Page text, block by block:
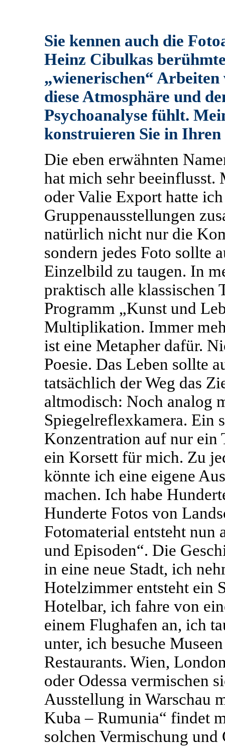
Sie kennen auch die
Heinz Cibulkas
„wienerischen“
diese Atmosphäre und
Psychoanalyse fühlt.
konstruieren Sie in
Die eben erwähnten
hat mich sehr
oder Valie Export hatte
Gruppenausstellungen
natürlich nicht nur die
sondern jedes Foto sollte
Einzelbild zu taugen. In
praktisch alle klassischen
Programm „Kunst und
Multiplikation. Immer
ist eine Metapher dafür.
Poesie. Das Leben sollte
tatsächlich der Weg das
altmodisch: Noch analog
Spiegelreflexkamera. Ein
Konzentration auf nur ein
ein Korsett für mich. Zu
könnte ich eine eigene
machen. Ich habe
Hunderte Fotos von
Fotomaterial entsteht nun
und Episoden“. Die
in eine neue Stadt, ich
Hotelzimmer entsteht ein
Hotelbar, ich fahre von
einem Flughafen an, ich
unter, ich besuche
Restaurants. Wien,
oder Odessa vermischen
Ausstellung in Warschau
Kuba – Rumunia“ findet
solchen Vermischung und